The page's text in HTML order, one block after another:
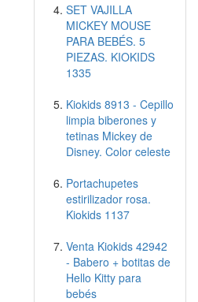
SET VAJILLA
MICKEY MOUSE
PARA BEBÉS. 5
PIEZAS. KIOKIDS
1335
Kiokids 8913 - Cepillo
limpia biberones y
tetinas Mickey de
Disney. Color celeste
Portachupetes
estirilizador rosa.
Kiokids 1137
Venta Kiokids 42942
- Babero + botitas de
Hello Kitty para
bebés